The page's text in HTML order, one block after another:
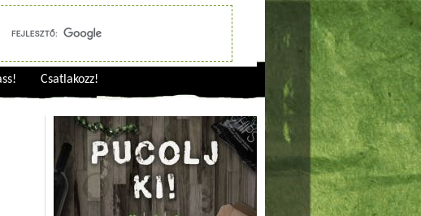
Csatlakozz!